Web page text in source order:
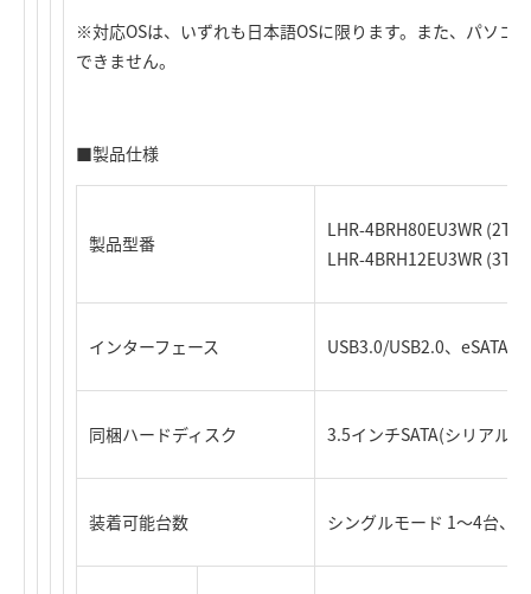
※対応OSは、いずれも日本語OSに限ります。また、パソコ
できません。
■製品仕様
製品型番
LHR-4BRH80EU3WR
LHR-4BRH12EU3WR
インターフェース USB3.0/USB2.0、eSATA
同梱ハードディスク 3.5インチSATA(シリアル
装着可能台数 シングルモード 1～4台、